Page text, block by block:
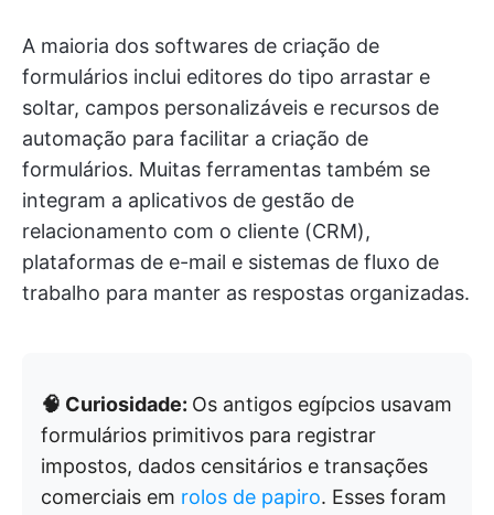
A maioria dos softwares de criação de
formulários inclui editores do tipo arrastar e
soltar, campos personalizáveis e recursos de
automação para facilitar a criação de
formulários. Muitas ferramentas também se
integram a aplicativos de gestão de
relacionamento com o cliente (CRM),
plataformas de e-mail e sistemas de fluxo de
trabalho para manter as respostas organizadas.
🧠 Curiosidade: Os antigos egípcios usavam
formulários primitivos para registrar
impostos, dados censitários e transações
comerciais em rolos de papiro. Esses foram